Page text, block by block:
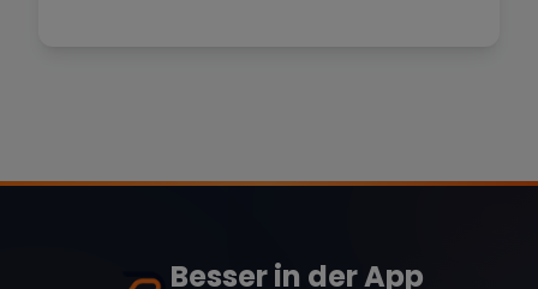
Porsche Lamborghini Ferrari
Zeitraum wählenBesser in der App